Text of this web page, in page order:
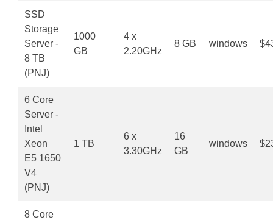
SSD
Storage
Server -
8 TB
(PNJ)
1000
GB
4 x
2.20GHz
8 GB windows
6 Core
Server -
Intel
Xeon
E5 1650
V4
(PNJ)
1 TB
6 x
3.30GHz
16
GB
windows
8 Core